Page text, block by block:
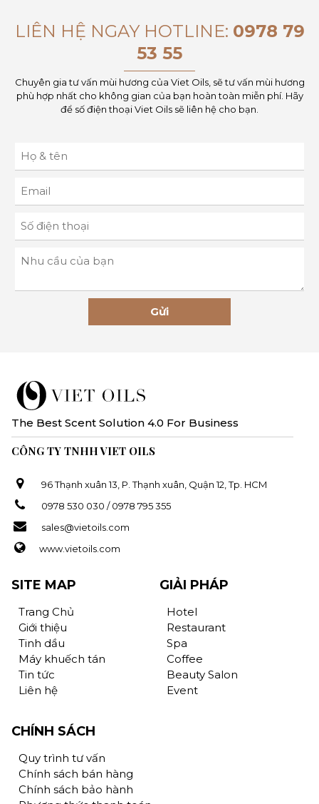
LIÊN HỆ NGAY HOTLINE: 0978 79
53 55
Chuyên gia tư vấn mùi hương của Viet Oils, sẽ tư vấn mùi hương
phù hợp nhất cho không gian của bạn hoàn toàn miễn phí. Hãy
để số điện thoại Viet Oils sẽ liên hệ cho bạn.
Gửi
The Best Scent Solution 4.0 For Business
CÔNG TY TNHH VIET OILS
96 Thạnh xuân 13, P. Thạnh xuân, Quận 12, Tp. HCM
0978 530 030 / 0978 795 355
sales@vietoils.com
www.vietoils.com
SITE MAP
Trang Chủ
Giới thiệu
Tinh dầu
Máy khuếch tán
Tin tức
Liên hệ
GIẢI PHÁP
Hotel
Restaurant
Spa
Coffee
Beauty Salon
Event
CHÍNH SÁCH
Quy trình tư vấn
Chính sách bán hàng
Chính sách bảo hành